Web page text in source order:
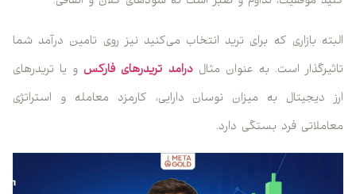
البته بازاری که برای ترید انتخاب می‌کنید نیز روی تامین درآمد شما
تاثیرگذار است. به عنوان مثالدرامد تریدرهای فارکس و یا تریدرهای
ارز دیجیتال به میزان نوسان دارایی، کارمزد معامله و استراتژی
معاملاتی فرد بستگی دارد.